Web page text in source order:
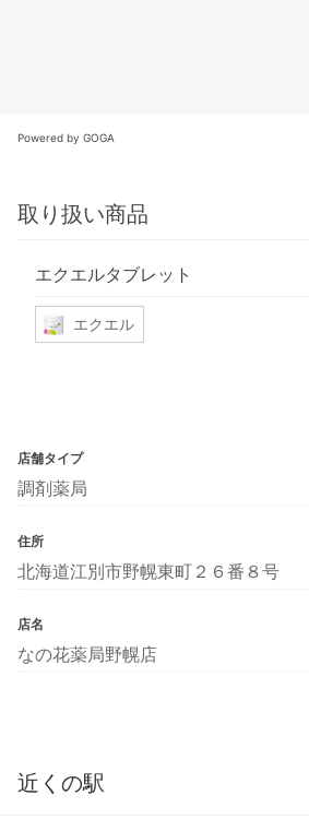
Powered by GOGA
取り扱い商品
エクエルタブレット
エクエル
店舗タイプ
調剤薬局
住所
北海道江別市野幌東町２６番８号
店名
なの花薬局野幌店
近くの駅